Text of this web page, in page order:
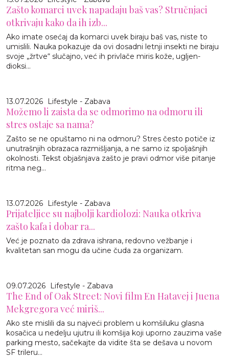
Zašto komarci uvek napadaju baš vas? Stručnjaci
otkrivaju kako da ih izb...
Ako imate osećaj da komarci uvek biraju baš vas, niste to
umislili. Nauka pokazuje da ovi dosadni letnji insekti ne biraju
svoje „žrtve“ slučajno, već ih privlače miris kože, ugljen-
dioksi...
13.07.2026 Lifestyle - Zabava
Možemo li zaista da se odmorimo na odmoru ili
stres ostaje sa nama?
Zašto se ne opuštamo ni na odmoru? Stres često potiče iz
unutrašnjih obrazaca razmišljanja, a ne samo iz spoljašnjih
okolnosti. Tekst objašnjava zašto je pravi odmor više pitanje
ritma neg...
13.07.2026 Lifestyle - Zabava
Prijateljice su najbolji kardiolozi: Nauka otkriva
zašto kafa i dobar ra...
Već je poznato da zdrava ishrana, redovno vežbanje i
kvalitetan san mogu da učine čuda za organizam.
09.07.2026 Lifestyle - Zabava
The End of Oak Street: Novi film En Hatavej i Juena
Mekgregora već miriš...
Ako ste mislili da su najveći problem u komšiluku glasna
kosačica u nedelju ujutru ili komšija koji uporno zauzima vaše
parking mesto, sačekajte da vidite šta se dešava u novom
SF trileru...